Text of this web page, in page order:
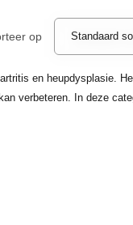
op
en heupdysplasie.
verbeteren. In deze